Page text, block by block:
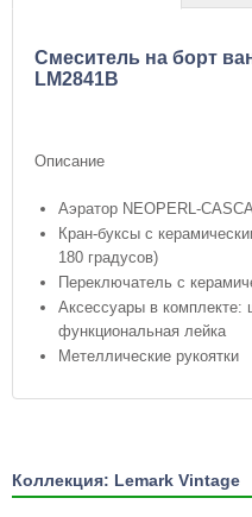
Cмеситель на борт
LM2841B
Описание
Аэратор NEOPERL-
Кран-буксы с
180 градусов)
Переключатель с
Аксессуары в комплекте:
функциональная лейка
Метеллические рукоятки
Коллекция: Lemark Vintage